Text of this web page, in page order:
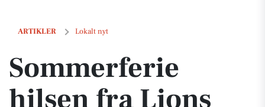
ARTIKLER Lokalt nyt
Sommerferie hilsen fra Lions Club Struer
Sommerferie
hilsen fra Lions